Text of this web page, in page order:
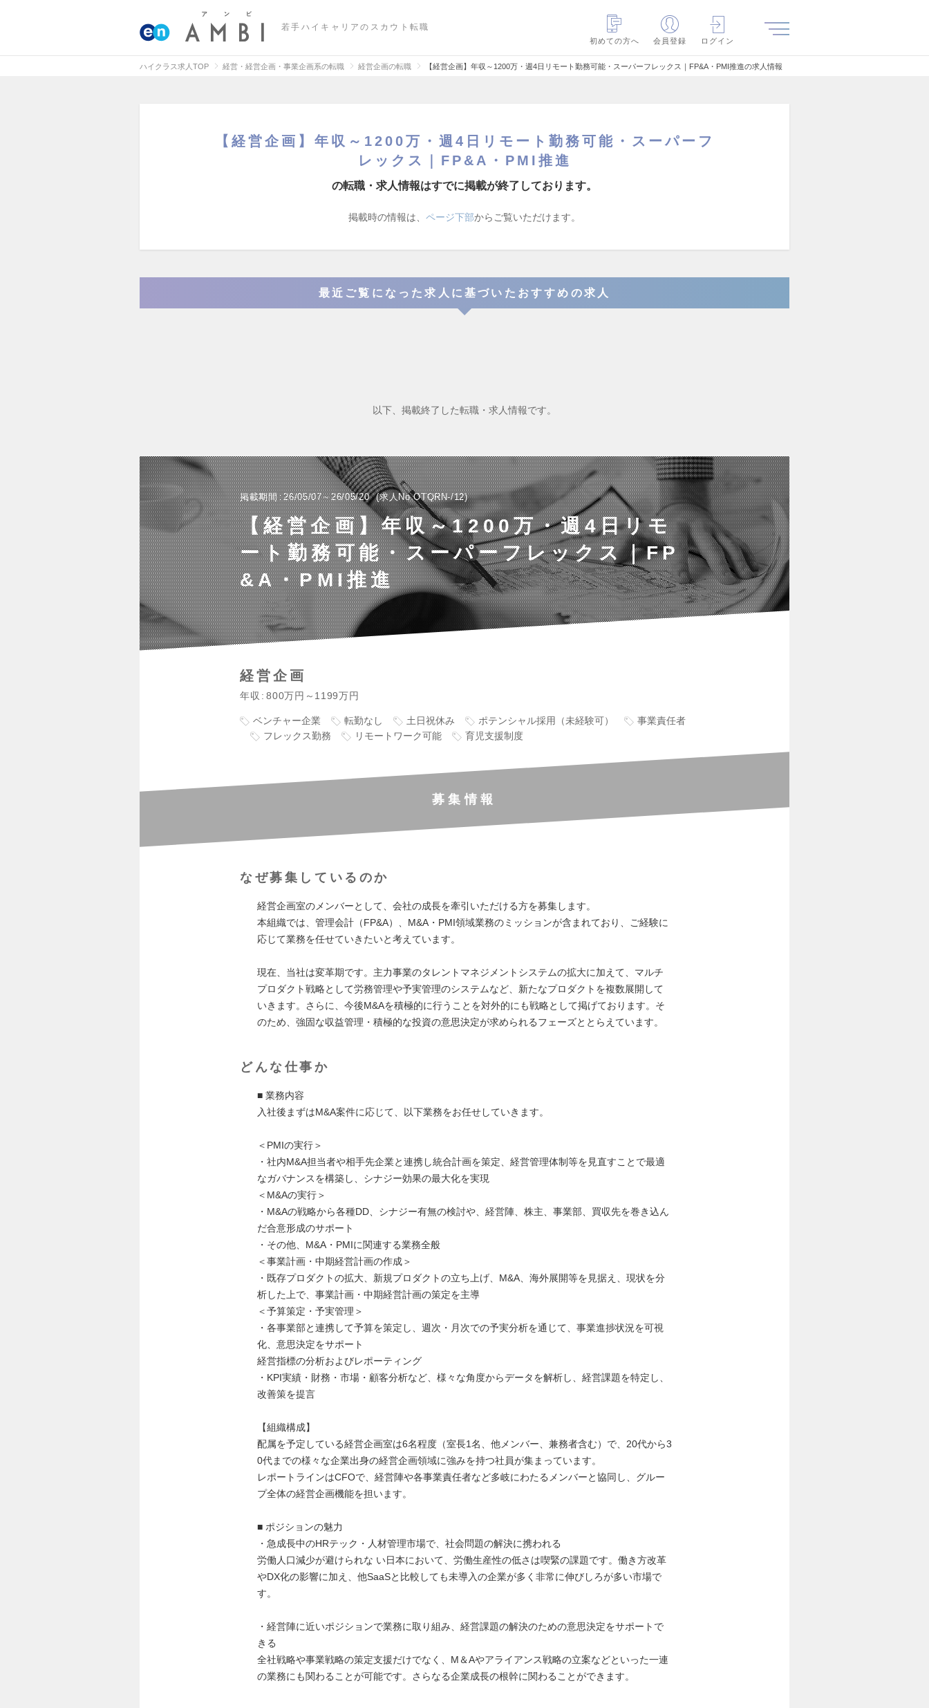
若手ハイキャリアのスカウト転職
初めての方へ
会員登録 ログイン
ハイクラス求人TOP 経営・経営企画・事業企画系の転職 経営企画の転職 【経営企画】年収～1200万・週4日リモート勤務可能・スーパーフレックス｜FP&A・PMI推進の求人情報
【経営企画】年収～1200万・週4日リモート勤務可能・スーパーフ
レックス｜FP&A・PMI推進
の転職・求人情報はすでに掲載が終了しております。
掲載時の情報は、 ページ下部からご覧いただけます。
最近ご覧になった求人に基づいたおすすめの求人
以下、掲載終了した転職・求人情報です。
掲載期間 26/05/07～26/05/20 求人No.OTQRN-/12
【経営企画】年収～1200万・週4日リモ
ート勤務可能・スーパーフレックス｜FP
&A・PMI推進
経営企画
年収 800万円～1199万円
ベンチャー企業 転勤なし 土日祝休み ポテンシャル採用（未経験可）
事業責任者
フレックス勤務
リモートワーク可能 育児支援制度
募集情報
なぜ募集しているのか
経営企画室のメンバーとして、会社の成長を牽引いただける方を募集します。
本組織では、管理会計（FP&A）、M&A・PMI領域業務のミッションが含まれており、ご経験に
応じて業務を任せていきたいと考えています。
現在、当社は変革期です。主力事業のタレントマネジメントシステムの拡大に加えて、マルチ
プロダクト戦略として労務管理や予実管理のシステムなど、新たなプロダクトを複数展開して
いきます。さらに、今後M&Aを積極的に行うことを対外的にも戦略として掲げております。そ
のため、強固な収益管理・積極的な投資の意思決定が求められるフェーズととらえています。
どんな仕事か
■ 業務内容
入社後まずはM&A案件に応じて、以下業務をお任せしていきます。
＜PMIの実行＞
・社内M&A担当者や相手先企業と連携し統合計画を策定、経営管理体制等を見直すことで最適
なガバナンスを構築し、シナジー効果の最大化を実現
＜M&Aの実行＞
・M&Aの戦略から各種DD、シナジー有無の検討や、経営陣、株主、事業部、買収先を巻き込ん
だ合意形成のサポート
・その他、M&A・PMIに関連する業務全般
＜事業計画・中期経営計画の作成＞
・既存プロダクトの拡大、新規プロダクトの立ち上げ、M&A、海外展開等を見据え、現状を分
析した上で、事業計画・中期経営計画の策定を主導
＜予算策定・予実管理＞
・各事業部と連携して予算を策定し、週次・月次での予実分析を通じて、事業進捗状況を可視
化、意思決定をサポート
経営指標の分析およびレポーティング
・KPI実績・財務・市場・顧客分析など、様々な角度からデータを解析し、経営課題を特定し、
改善策を提言
【組織構成】
配属を予定している経営企画室は6名程度（室長1名、他メンバー、兼務者含む）で、20代から3
0代までの様々な企業出身の経営企画領域に強みを持つ社員が集まっています。
レポートラインはCFOで、経営陣や各事業責任者など多岐にわたるメンバーと協同し、グルー
プ全体の経営企画機能を担います。
■ ポジションの魅力
・急成長中のHRテック・人材管理市場で、社会問題の解決に携われる
労働人口減少が避けられな い日本において、労働生産性の低さは喫緊の課題です。働き方改革
やDX化の影響に加え、他SaaSと比較しても未導入の企業が多く非常に伸びしろが多い市場で
す。
・経営陣に近いポジションで業務に取り組み、経営課題の解決のための意思決定をサポートで
きる
全社戦略や事業戦略の策定支援だけでなく、M＆Aやアライアンス戦略の立案などといった一連
の業務にも関わることが可能です。さらなる企業成長の根幹に関わることができます。